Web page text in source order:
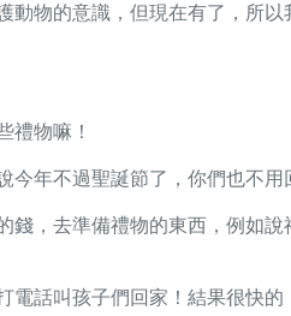
物的意識，但現在有了，所以
禮物嘛！
年不過聖誕節了，你們也不用
，去準備禮物的東西，例如
話叫孩子們回家！結果很快